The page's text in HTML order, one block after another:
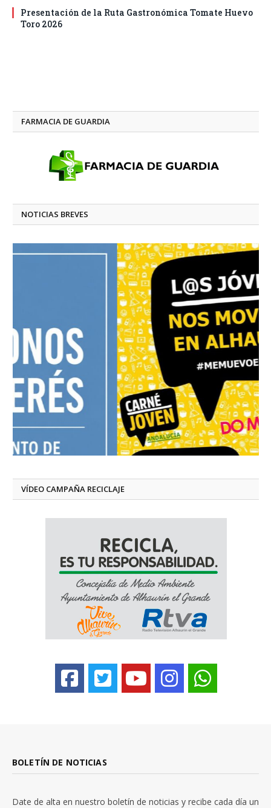
Presentación de la Ruta Gastronómica Tomate Huevo
Toro 2026
FARMACIA DE GUARDIA
NOTICIAS BREVES
VÍDEO CAMPAÑA RECICLAJE
BOLETÍN DE NOTICIAS
Date de alta en nuestro boletín de noticias y recibe cada día un